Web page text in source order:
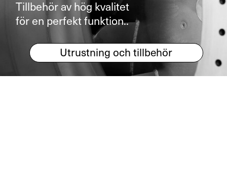
Tillbehör av hög kvalitet
för en perfekt funktion..
Utrustning och tillbehör